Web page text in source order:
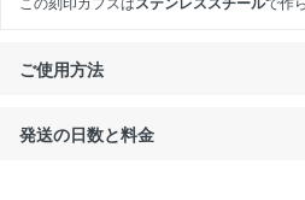
この刻印カフスはステンレススチールで作
ご使用方法
発送の日数と料金